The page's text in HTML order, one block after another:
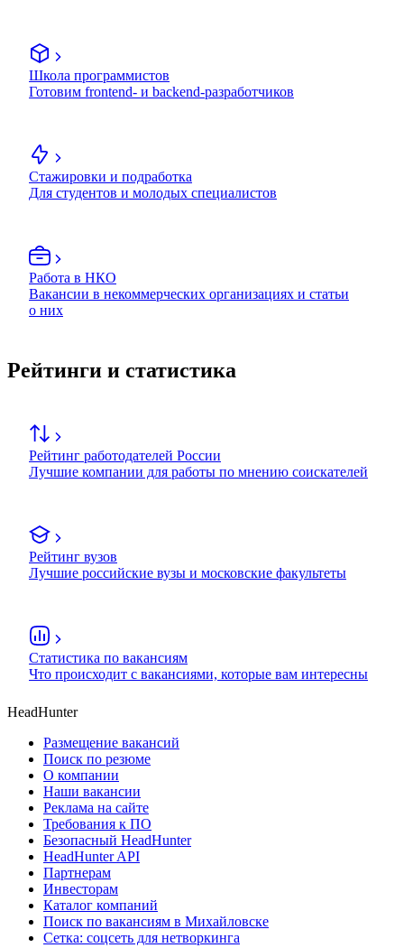
Школа программистов
Готовим frontend- и backend-разработчиков
Стажировки и подработка
Для студентов и молодых специалистов
Работа в НКО
Вакансии в некоммерческих организациях и статьи
о них
Рейтинги и статистика
Рейтинг работодателей России
Лучшие компании для работы по мнению соискателей
Рейтинг вузов
Лучшие российские вузы и московские факультеты
Статистика по вакансиям
Что происходит с вакансиями, которые вам интересны
HeadHunter
Размещение вакансий
Поиск по резюме
О компании
Наши вакансии
Реклама на сайте
Требования к ПО
Безопасный HeadHunter
HeadHunter API
Партнерам
Инвесторам
Каталог компаний
Поиск по вакансиям в Михайловске
Сетка: соцсеть для нетворкинга